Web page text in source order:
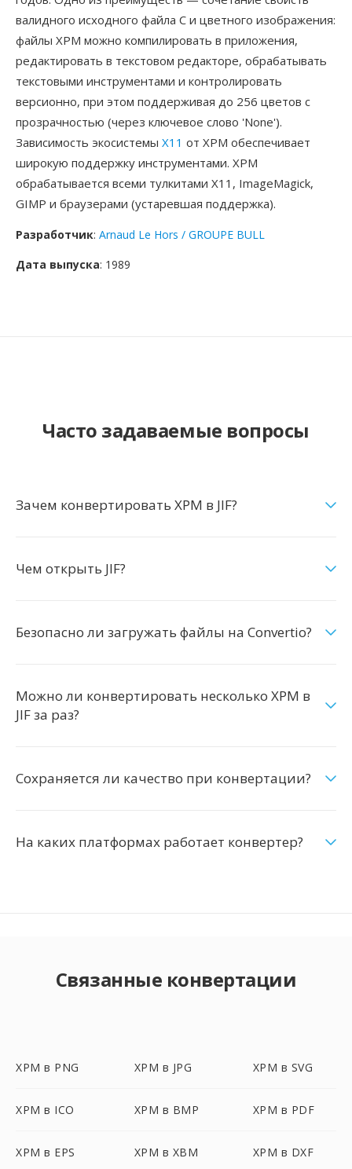
валидного исходного файла C и цветного изображения:
файлы XPM можно компилировать в приложения,
редактировать в текстовом редакторе, обрабатывать
текстовыми инструментами и контролировать
версионно, при этом поддерживая до 256 цветов с
прозрачностью (через ключевое слово 'None').
Зависимость экосистемы X11 от XPM обеспечивает
широкую поддержку инструментами. XPM
обрабатывается всеми тулкитами X11, ImageMagick,
GIMP и браузерами (устаревшая поддержка).
Разработчик: Arnaud Le Hors / GROUPE BULL
Дата выпуска: 1989
Часто задаваемые вопросы
Зачем конвертировать XPM в JIF?
Чем открыть JIF?
Безопасно ли загружать файлы на Convertio?
Можно ли конвертировать несколько XPM в
JIF за раз?
Сохраняется ли качество при конвертации?
На каких платформах работает конвертер?
Связанные конвертации
XPM в PNG XPM в JPG XPM в SVG
XPM в ICO XPM в BMP XPM в PDF
XPM в EPS XPM в XBM XPM в DXF